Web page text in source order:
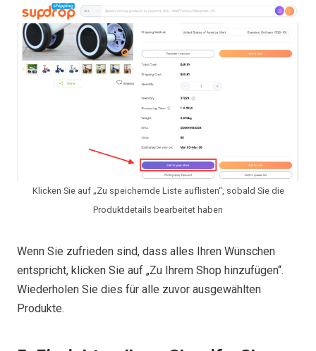
Klicken Sie auf „Zu speichernde Liste auflisten“, sobald Sie die
Produktdetails bearbeitet haben
Wenn Sie zufrieden sind, dass alles Ihren Wünschen
entspricht, klicken Sie auf „Zu Ihrem Shop hinzufügen“.
Wiederholen Sie dies für alle zuvor ausgewählten
Produkte.